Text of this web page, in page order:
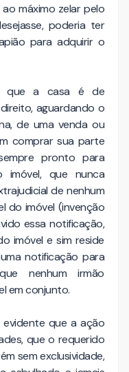
máximo zelar pelo
poderia ter
para adquirir o
que a casa é de
aguardando o
de uma venda ou
comprar sua parte
pronto para
imóvel, que nunca
de nenhum
do imóvel (invenção
essa notificação,
imóvel e sim reside
notificação para
nenhum irmão
em conjunto.
evidente que a ação
que o requerido
sem exclusividade,